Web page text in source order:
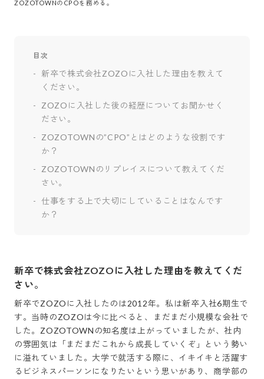
目次
新卒で株式会社ZOZOに入社した理由を教えて
ください。
ZOZOに入社した後の経歴についてお聞かせく
ださい。
ZOZOTOWNの”CPO”とはどのような役割です
か？
ZOZOTOWNのリプレイスについて教えてくだ
さい。
仕事をする上で大切にしていることはなんです
か？
新卒で株式会社ZOZOに入社した理由を教えてくだ
さい。
新卒でZOZOに入社したのは2012年。私は新卒入社6期生で
す。当時のZOZOは今に比べると、まだまだ小規模な会社で
した。ZOZOTOWNの知名度は上がっていましたが、社内
の雰囲気は「まだまだこれから成長していくぞ」という勢い
に溢れていました。大学で就活する際に、イキイキと活躍す
るビジネスパーソンになりたいという思いがあり、商学部の